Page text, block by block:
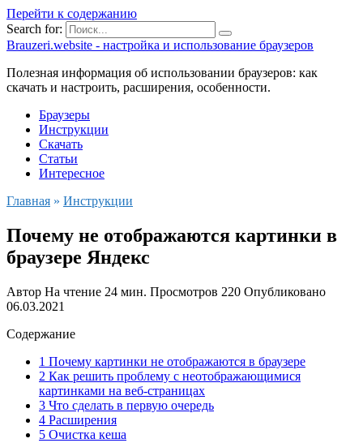
Перейти к содержанию
Search for:
Brauzeri.website - настройка и использование браузеров
Полезная информация об использовании браузеров: как
скачать и настроить, расширения, особенности.
Браузеры
Инструкции
Скачать
Статьи
Интересное
Главная » Инструкции
Почему не отображаются картинки в
браузере Яндекс
Автор На чтение 24 мин. Просмотров 220 Опубликовано
06.03.2021
Содержание
1 Почему картинки не отображаются в браузере
2 Как решить проблему с неотображающимися
картинками на веб-страницах
3 Что сделать в первую очередь
4 Расширения
5 Очистка кеша